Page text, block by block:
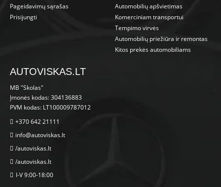
Pageidavimų sąrašas
Prisijungti
Automobilių apšvietimas
Komerciniam transportui
Tempimo virvės
Automobilių priežiūra ir remontas
Kitos prekės automobiliams
AUTOVISKAS.LT
MB "Skolas"
Įmonės kodas: 304136883
PVM kodas: LT100009787012
+370 642 21111
info@autoviskas.lt
/autoviskas.lt
/autoviskas.lt
I-V 9:00-18:00